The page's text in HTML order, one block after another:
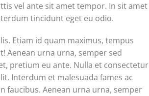
vel ante sit amet tempor. In sit amet
tincidunt eget eu odio.
Etiam id quam maximus, tempus
Aenean urna urna, semper sed
pretium eu ante. Nulla et consectetur
Interdum et malesuada fames ac
faucibus. Aenean urna urna, semper